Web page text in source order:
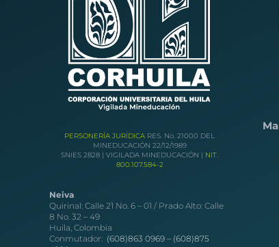
PERSONERÍA JURÍDICA RES. No. 21000 DEL
MINEDUCACIÓN 22/12/1989
SNIES 2828 | VIGILADA MINEDUCACIÓN | NIT.
800.107.584-2
Neiva
Quirinal: Calle 21 No. 6 – 01 / Prado Alto: Calle
8 No. 32 – 49
Huila, Colombia
Conmutador: (608)863 0969 – (608)875